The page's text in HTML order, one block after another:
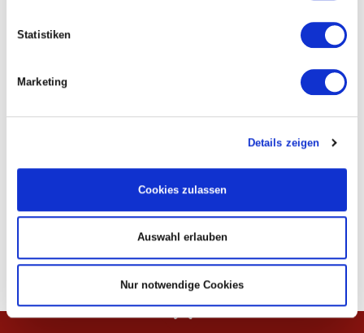
Statistiken
Marketing
Details zeigen
Cookies zulassen
Auswahl erlauben
Nur notwendige Cookies
Kontakt
Datenschutzerklärung